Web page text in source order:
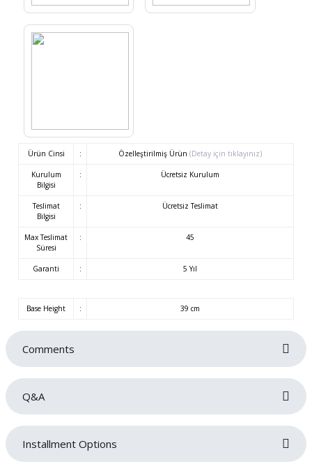
Ürün Cinsi : Özelleştirilmiş Ürün (Detay için tıklayınız)
Kurulum
Bilgisi
: Ücretsiz Kurulum
Teslimat
Bilgisi
: Ücretsiz Teslimat
Max Teslimat
Süresi
: 45
Garanti : 5 Yıl
Base Height : 39 cm
Comments
Q&A
No questions have been asked about this product yet.
Installment Options